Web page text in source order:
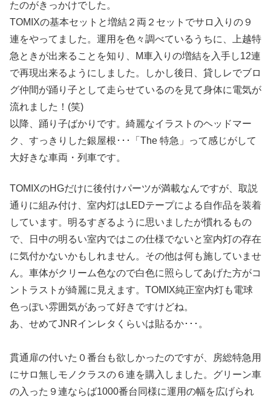
たのがきっかけでした。
TOMIXの基本セットと増結２両２セットでサロ入りの９
連をやってました。運用を色々調べているうちに、上越特
急ときが出来ることを知り、M車入りの増結を入手し12連
で再現出来るようにしました。しかし後日、貸しレでブロ
グ仲間が踊り子として走らせているのを見て身体に電気が
流れました！(笑)
以降、踊り子ばかりです。綺麗なイラストのヘッドマー
ク、すっきりした銀屋根･･･「The 特急」って感じがして
大好きな車両・列車です。
TOMIXのHGだけに後付けパーツが満載なんですが、取説
通りに組み付け、室内灯はLEDテープによる自作品を装着
しています。明るすぎるように思いましたが慣れるもの
で、日中の明るい室内ではこの仕様でないと室内灯の存在
に気付かないかもしれません。その他は何も施していませ
ん。車体がクリーム色なので白色に照らしてあげた方がコ
ントラストが綺麗に見えます。TOMIX純正室内灯も電球
色っぽい雰囲気があって好きですけどね。
あ、せめてJNRインレタくらいは貼るか･･･。
貫通扉の付いた０番台も欲しかったのですが、房総特急用
にサロ無しモノクラスの６連を購入しました。グリーン車
の入った９連ならば1000番台同様に運用の幅を広げられ